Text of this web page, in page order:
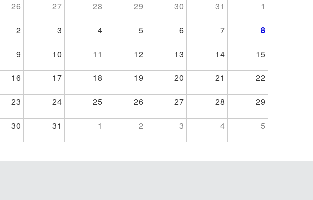
26 27 28 29 30 31 1
2 3 4 5 6 7 8
9 10 11 12 13 14 15
16 17 18 19 20 21 22
23 24 25 26 27 28 29
30 31 1 2 3 4 5